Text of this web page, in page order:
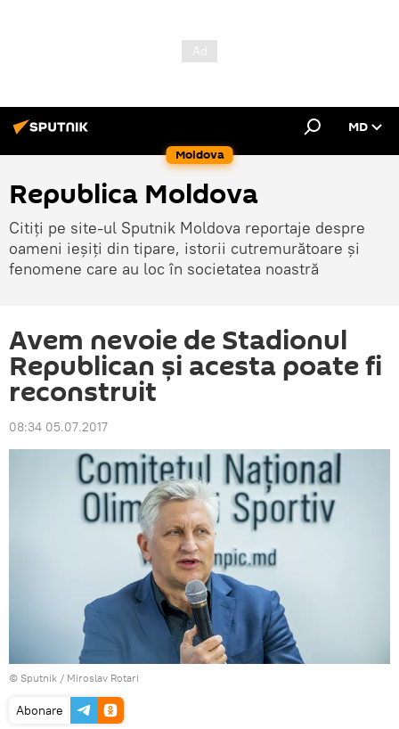
Moldova
MD
Republica Moldova
Citiți pe site-ul Sputnik Moldova reportaje despre
oameni ieșiți din tipare, istorii cutremurătoare și
fenomene care au loc în societatea noastră
Avem nevoie de Stadionul
Republican și acesta poate fi
reconstruit
08:34 05.07.2017
© Sputnik / Miroslav Rotari
Abonare